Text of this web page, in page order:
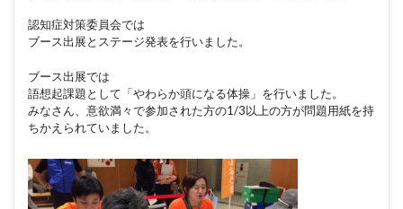
認知症対策委員会では
ブース出展とステージ発表を行いました。
ブース出展では
語想起課題として「やわらか頭になる体操」を行いました。
みなさん、意欲満々で参加された方の1/3以上の方が問題用紙を持
ちかえられていました。